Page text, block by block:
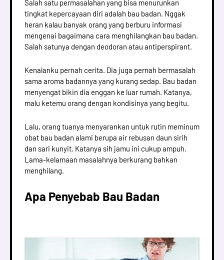
Salah satu permasalahan yang bisa menurunkan
tingkat kepercayaan diri adalah bau badan. Nggak
heran kalau banyak orang yang berburu informasi
mengenai bagaimana cara menghilangkan bau badan.
Salah satunya dengan deodoran atau antiperspirant.
Kenalanku pernah cerita. Dia juga pernah bermasalah
sama aroma badannya yang kurang sedap. Bau badan
menyengat bikin dia enggan ke luar rumah. Katanya,
malu ketemu orang dengan kondisinya yang begitu.
Lalu, orang tuanya menyarankan untuk rutin meminum
obat bau badan alami berupa air rebusan daun sirih
dan sari kunyit. Katanya sih jamu ini cukup ampuh.
Lama-kelamaan masalahnya berkurang bahkan
menghilang.
Apa Penyebab Bau Badan